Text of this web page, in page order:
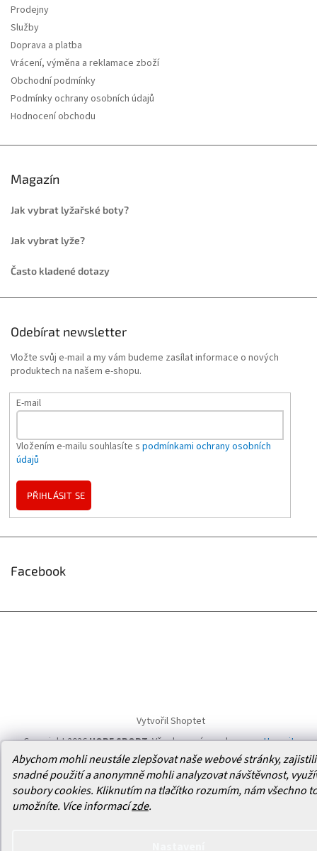
Abychom mohli neustále zlepšovat naše webové stránky,
snadné použití a anonymně mohli analyzovat návštěvnost,
soubory cookies. Kliknutím na tlačítko rozumím, nám všechno
umožníte. Více informacízde.
Prodejny
Služby
Doprava a platba
Vrácení, výměna a reklamace zboží
Obchodní podmínky
Podmínky ochrany osobních údajů
Hodnocení obchodu
Magazín
Jak vybrat lyžařské boty?
Jak vybrat lyže?
Často kladené dotazy
Odebírat newsletter
Vložte svůj e-mail a my vám budeme zasílat informace o nových
produktech na našem e-shopu.
E-mail
Vložením e-mailu souhlasíte s podmínkami ochrany osobních
údajů
PŘIHLÁSIT SE
Facebook
Vytvořil Shoptet
Copyright 2026HOPE SPORT. Všechna práva vyhrazena.Upravit
nastavení cookies